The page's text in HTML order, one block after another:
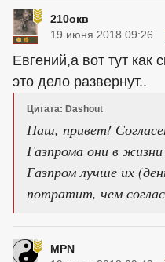
210окв
19 июня 2018 09:26
Евгений,а вот тут как
это дело развернут..
Цитата: Dashout
Паш, привет!
Газпрома они в
Газпром лучше их
потратит, чем
MPN